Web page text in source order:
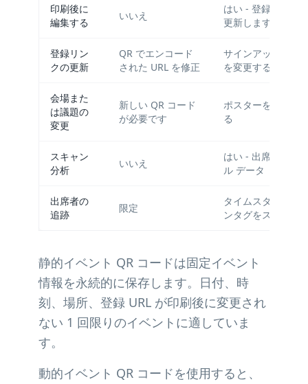
印刷後に
編集する
いいえ
はい - 登録、会場
更新します
登録リン
クの更新
QR でエンコード
された URL を修正
サインアップまた
を変更する
会場また
は議題の
変更
新しい QR コード
が必要です
ポスターを転載せ
る
スキャン
分析
いいえ
はい - 出席者の関
ル データ
出席者の
追跡
限定
タイムスタンプと
ンタグをスキャン
静的イベント QR コードは固定イベント
情報を永続的に保存します。日付、時
刻、場所、登録 URL が印刷後に変更され
ない 1 回限りのイベントに適していま
す。
動的イベント QR コードを使用すると、